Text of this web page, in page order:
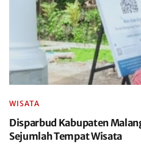
WISATA
Disparbud Kabupaten
Sejumlah Tempat Wisata